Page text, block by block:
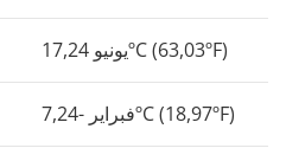
يونيو 17,24ºC (63,03ºF)
فبراير -7,24ºC (18,97ºF)